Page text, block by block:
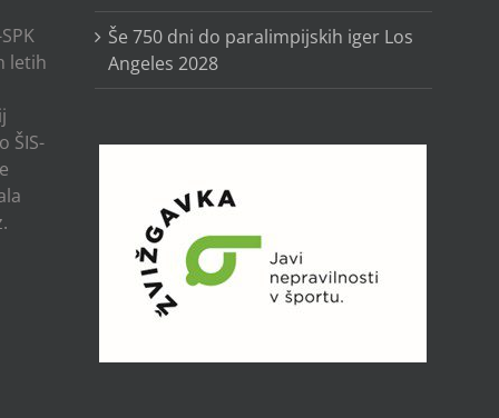
letih
ŠIS-
Še 750 dni do paralimpijskih iger Los
Angeles 2028